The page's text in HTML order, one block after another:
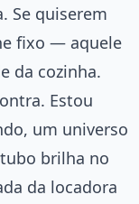
Se quiserem
fixo — aquele
da cozinha.
Estou
um universo
brilha no
da locadora